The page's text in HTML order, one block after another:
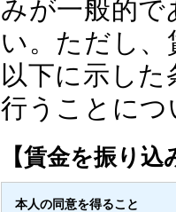
みが一般的
い。ただし
以下に示し
行うことにつ
【賃金を振り
本人の同意を得ること